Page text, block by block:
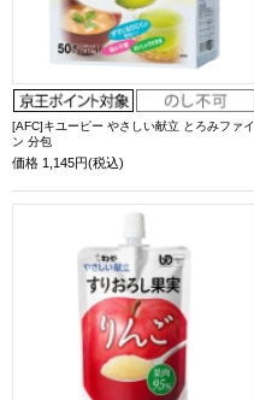
[AFC]キユーピー やさしい献立 とろみファイ
ン 分包
価格 1,145円(税込)